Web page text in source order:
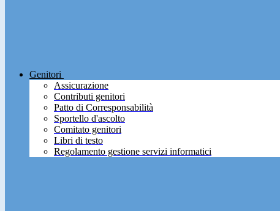
Genitori
Assicurazione
Contributi genitori
Patto di Corresponsabilità
Sportello d'ascolto
Comitato genitori
Libri di testo
Regolamento gestione servizi informatici